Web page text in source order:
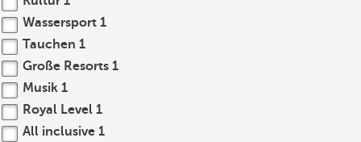
Wassersport 1
Tauchen 1
Große Resorts 1
Musik 1
Royal Level 1
All inclusive 1